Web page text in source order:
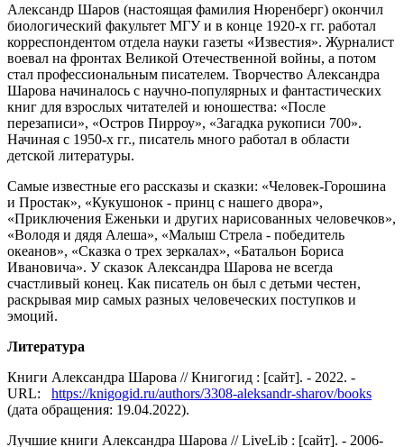
Александр Шаров (настоящая фамилия Нюренберг) окончил
биологический факультет МГУ и в конце 1920-х гг. работал
корреспондентом отдела науки газеты «Известия». Журналист
воевал на фронтах Великой Отечественной войны, а потом
стал профессиональным писателем. Творчество Александра
Шарова начиналось с научно-популярных и фантастических
книг для взрослых читателей и юношества: «После
перезаписи», «Остров Пирроу», «Загадка рукописи 700».
Начиная с 1950-х гг., писатель много работал в области
детской литературы.
Самые известные его рассказы и сказки: «Человек-Горошина
и Простак», «Кукушонок - принц с нашего двора»,
«Приключения Еженьки и других нарисованных человечков»,
«Володя и дядя Алеша», «Малыш Стрела - победитель
океанов», «Сказка о трех зеркалах», «Батальон Бориса
Ивановича». У сказок Александра Шарова не всегда
счастливый конец. Как писатель он был с детьми честен,
раскрывая мир самых разных человеческих поступков и
эмоций.
Литература
Книги Александра Шарова // Книгогид : [сайт]. - 2022. -
URL: https://knigogid.ru/authors/3308-aleksandr-sharov/books
(дата обращения: 19.04.2022).
Лучшие книги Александра Шарова // LiveLib : [сайт]. - 2006-